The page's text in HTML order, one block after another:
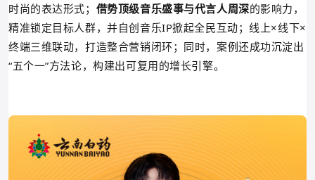
时尚的表达形式； 借势顶级音乐盛事与代言人周深的影响力，
精准锁定目标人群，并自创音乐IP掀起全民互动； 线上×线下×
终端三维联动，打造整合营销闭环；同时，案例还成功沉淀出
“五个一”方法论，构建出可复用的增长引擎。